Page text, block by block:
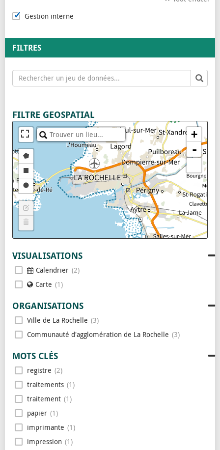
+
-
Gestion interne
FILTRES
VISUALISATIONS
Calendrier 2
Carte
1
ORGANISATIONS
Ville de La Rochelle 3
Communauté d'agglomération de La Rochelle 3
MOTS CLÉS
registre 2
traitements 1
traitement 1
papier 1
imprimante
1
impression 1